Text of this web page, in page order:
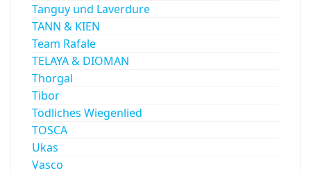
Tanguy und Laverdure
TANN & KIEN
Team Rafale
TELAYA & DIOMAN
Thorgal
Tibor
Tödliches Wiegenlied
TOSCA
Ukas
Vasco